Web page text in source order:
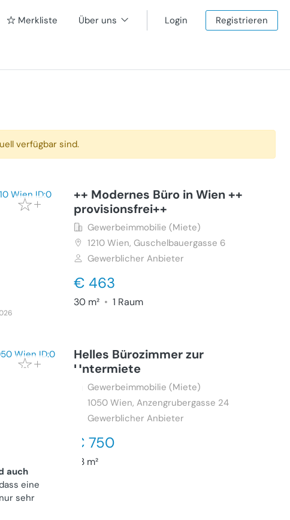
Merkliste Über uns Login Registrieren
verfügbar sind.
++ Modernes Büro in Wien ++
provisionsfrei++
Gewerbeimmobilie (Miete)
1210 Wien, Guschelbauergasse 6
Gewerblicher Anbieter
€ 463
30 m² • 1 Raum
Helles Bürozimmer zur
Untermiete
Gewerbeimmobilie (Miete)
1050 Wien, Anzengrubergasse 24
Gewerblicher Anbieter
€ 750
23 m²
auch
eine
sehr